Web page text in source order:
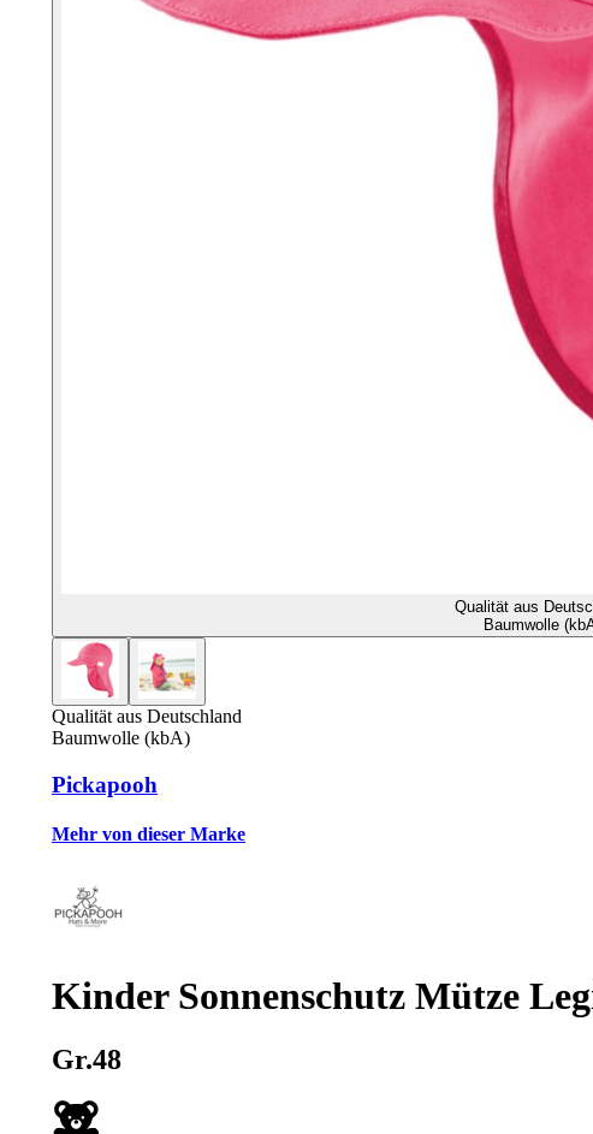
Qualität aus
Baumwolle
Qualität aus Deutschland
Baumwolle (kbA)
Pickapooh
Mehr von dieser Marke
Kinder Sonnenschutz Mütze
Gr.48